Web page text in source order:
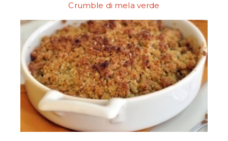
Crumble di mela verde